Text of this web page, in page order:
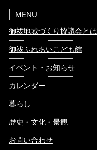
MENU
御祓地域づくり協議会とは
御祓ふれあいこども館
イベント・お知らせ
カレンダー
暮らし
歴史・文化・景観
お問い合わせ